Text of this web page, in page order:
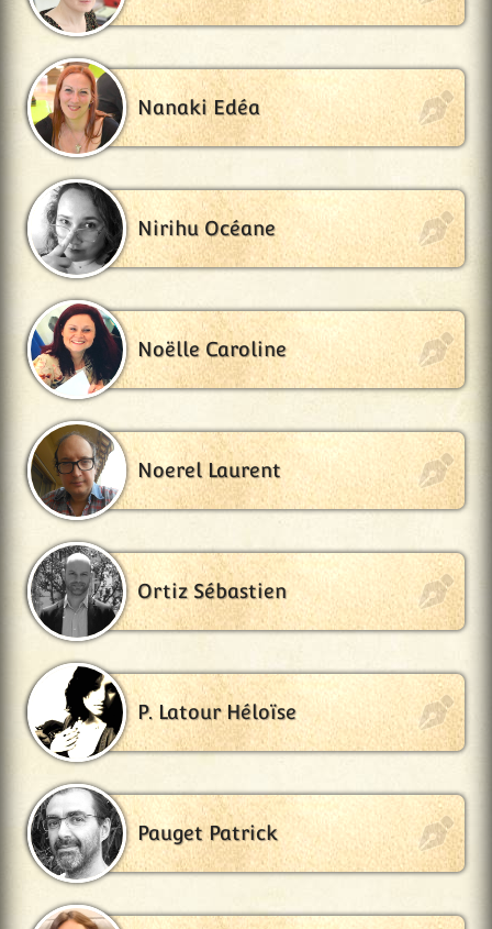
Nanaki Edéa
Nirihu Océane
Noëlle Caroline
Noerel Laurent
Ortiz Sébastien
P. Latour Héloïse
Pauget Patrick